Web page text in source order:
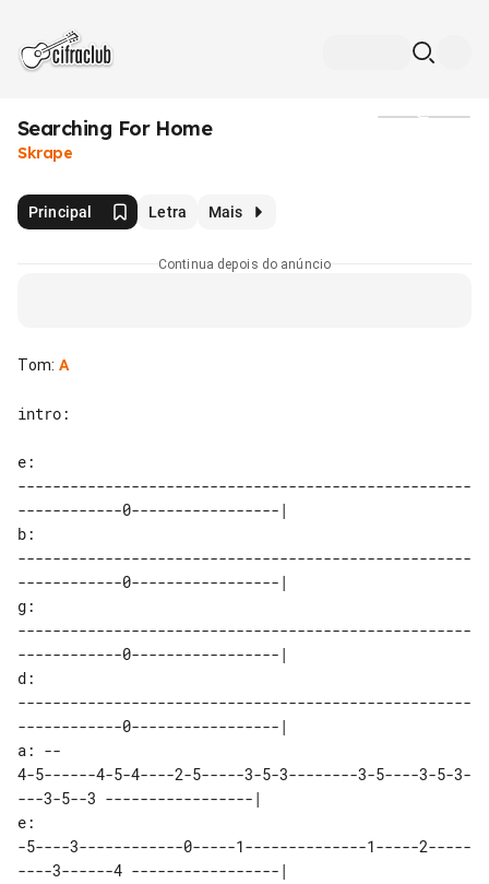
Searching For Home
Skrape
Principal Letra Mais
Continua depois do anúncio
Tom: A
intro:
e:
----------------------------------------------------
------------0-----------------|
b:
----------------------------------------------------
------------0-----------------|
g:
----------------------------------------------------
------------0-----------------|
d:
----------------------------------------------------
------------0-----------------|
a: --
4-5------4-5-4----2-5-----3-5-3--------3-5----3-5-3-
---3-5--3 -----------------|
e:
-5----3------------0-----1--------------1-----2-----
----3------4 -----------------|